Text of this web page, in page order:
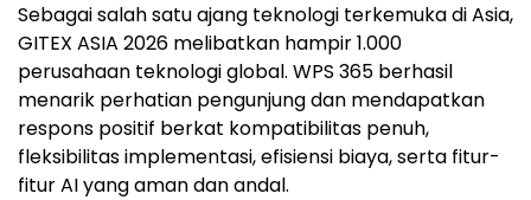
Sebagai salah satu ajang teknologi terkemuka di Asia,
GITEX ASIA 2026 melibatkan hampir 1.000
perusahaan teknologi global. WPS 365 berhasil
menarik perhatian pengunjung dan mendapatkan
respons positif berkat kompatibilitas penuh,
fleksibilitas implementasi, efisiensi biaya, serta fitur-
fitur AI yang aman dan andal.